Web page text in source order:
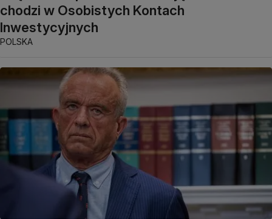
chodzi w Osobistych Kontach
Inwestycyjnych
POLSKA